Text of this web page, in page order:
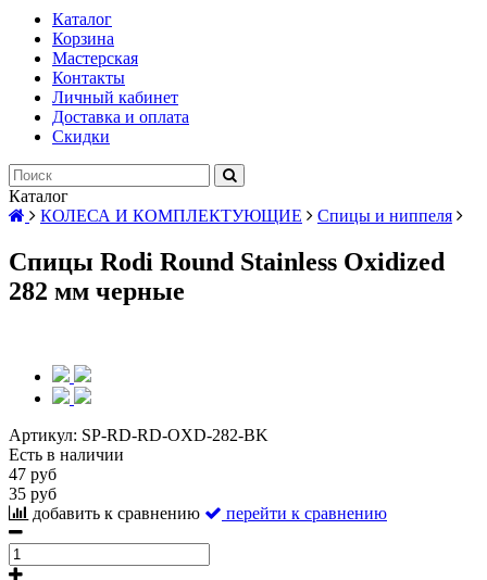
Каталог
Корзина
Мастерская
Контакты
Личный кабинет
Доставка и оплата
Скидки
Каталог
КОЛЕСА И КОМПЛЕКТУЮЩИЕ
Спицы и ниппеля
Спицы Rodi Round Stainless Oxidized
282 мм черные
Артикул: SP-RD-RD-OXD-282-BK
Есть в наличии
47 руб
35 руб
добавить к сравнению
перейти к сравнению